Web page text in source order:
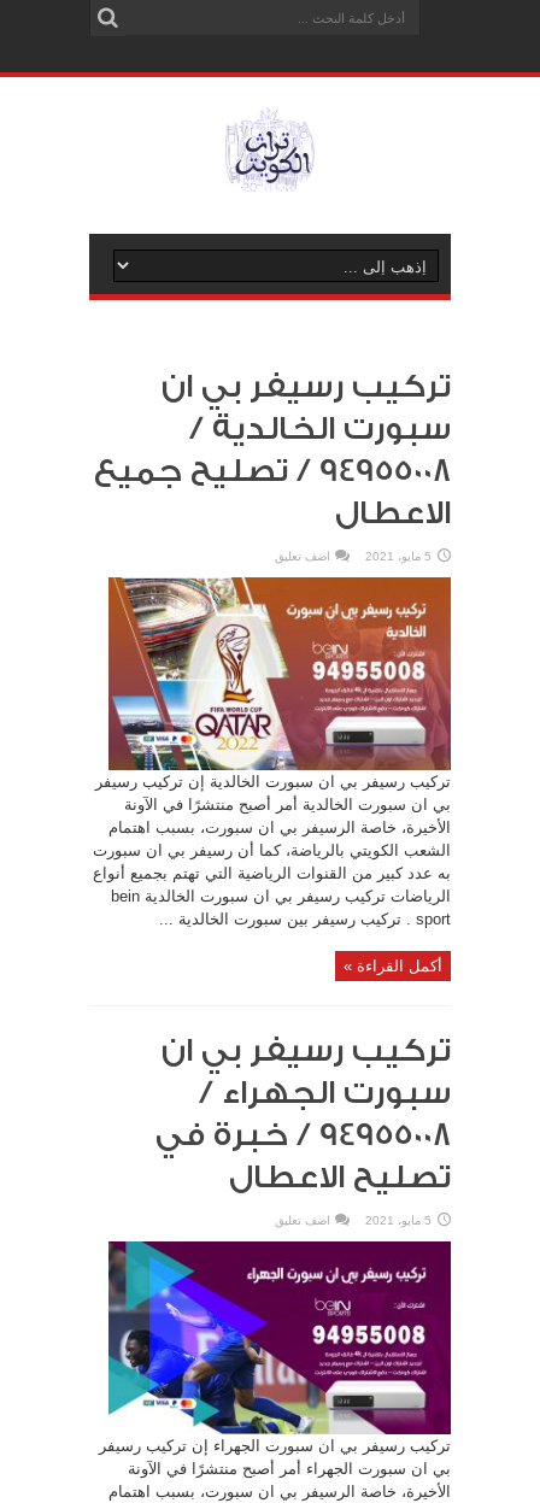
تركيب رسيفر بي ان
سبورت الخالدية /
94955008 / تصليح جميع
الاعطال
5 مايو، 2021 اضف تعليق
تركيب رسيفر بي ان سبورت الخالدية إن تركيب رسيفر
بي ان سبورت الخالدية أمر أصبح منتشرًا في الآونة
الأخيرة، خاصة الرسيفر بي ان سبورت، بسبب اهتمام
الشعب الكويتي بالرياضة، كما أن رسيفر بي ان سبورت
به عدد كبير من القنوات الرياضية التي تهتم بجميع أنواع
الرياضات تركيب رسيفر بي ان سبورت الخالدية bein
sport . تركيب رسيفر بين سبورت الخالدية ...
أكمل القراءة »
تركيب رسيفر بي ان
سبورت الجهراء /
94955008 / خبرة في
تصليح الاعطال
5 مايو، 2021 اضف تعليق
تركيب رسيفر بي ان سبورت الجهراء إن تركيب رسيفر
بي ان سبورت الجهراء أمر أصبح منتشرًا في الآونة
الأخيرة، خاصة الرسيفر بي ان سبورت، بسبب اهتمام